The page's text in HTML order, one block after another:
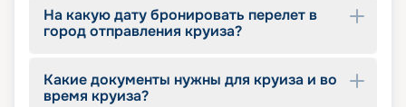
На какую дату бронировать перелет в
город отправления круиза?
Какие документы нужны для круиза и во
время круиза?